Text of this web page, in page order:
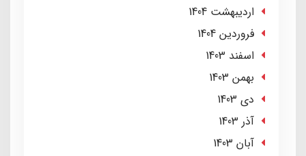
ارديبهشت 1404
فروردین 1404
اسفند 1403
بهمن 1403
دی 1403
آذر 1403
آبان 1403